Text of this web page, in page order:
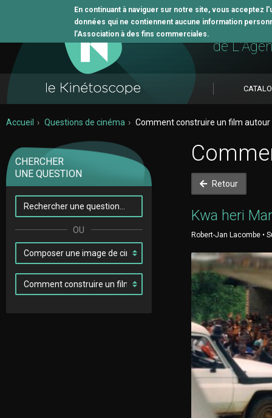
En continuant à naviguer sur notre site, vous
données qui ne contiennent aucune information
l’Association à des fins commerciales. L'outil
de
Accueil Questions de cinéma Comment construire un film
CHERCHER
UNE QUESTION
Retour
Kwa heri
Robert-Jan Lacombe •